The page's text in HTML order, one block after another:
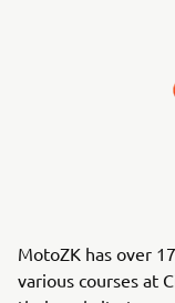
MotoZK has over
various courses at